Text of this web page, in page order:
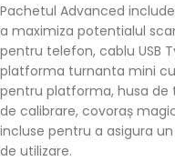
Pachetul Advanced
a maximiza potentialul
pentru telefon, cablu USB
platforma turnanta mini
pentru platforma, husa de
de calibrare, covoraș
incluse pentru a asigura
de utilizare.